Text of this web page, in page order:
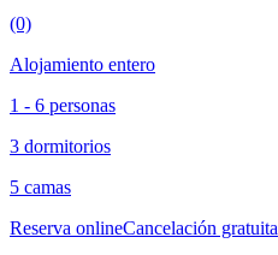
(0)
Alojamiento entero
1 - 6 personas
3 dormitorios
5 camas
Reserva onlineCancelación gratuita